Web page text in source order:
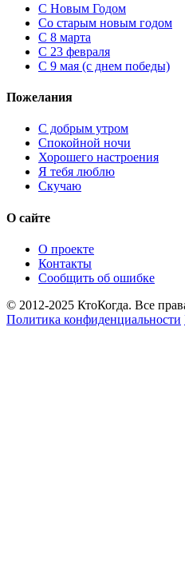
C Новым Годом
Cо старым новым годом
С 8 марта
С 23 февраля
С 9 мая (с днем победы)
Пожелания
С добрым утром
Спокойной ночи
Хорошего настроения
Я тебя люблю
Скучаю
О сайте
О проекте
Контакты
Сообщить об ошибке
© 2012-2025 КтоКогда. Все
Политика конфиденциальности